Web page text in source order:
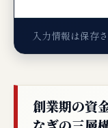
入力情報は保存
創業期の資